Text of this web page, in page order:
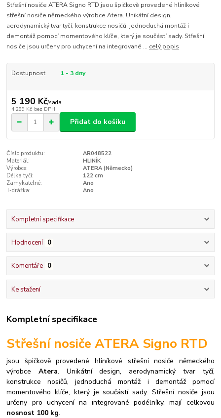
Střešní nosiče ATERA Signo RTD jsou špičkově provedené hliníkové
střešní nosiče německého výrobce Atera. Unikátní design,
aerodynamický tvar tyčí, konstrukce nosičů, jednoduchá montáž i
demontáž pomocí momentového klíče, který je součástí sady. Střešní
nosiče jsou určeny pro uchycení na integrované ... celý popis
Dostupnost 1 - 3 dny
5 190 Kč/sada
4 289 Kč bez DPH
Přidat do košíku
Číslo produktu:
AR048522
Materiál:
HLINÍK
Výrobce:
ATERA (Německo)
Délka tyčí:
122 cm
Zamykatelné:
Ano
T-drážka:
Ano
Kompletní specifikace
Hodnocení 0
Komentáře 0
Ke stažení
Kompletní specifikace
Střešní nosiče ATERA Signo RTD
jsou špičkově provedené hliníkové střešní nosiče německého
výrobce Atera. Unikátní design, aerodynamický tvar tyčí,
konstrukce nosičů, jednoduchá montáž i demontáž pomocí
momentového klíče, který je součástí sady.Střešní nosiče jsou
určeny pro uchycení na integrované podélníky, mají celkovou
nosnost 100 kg.